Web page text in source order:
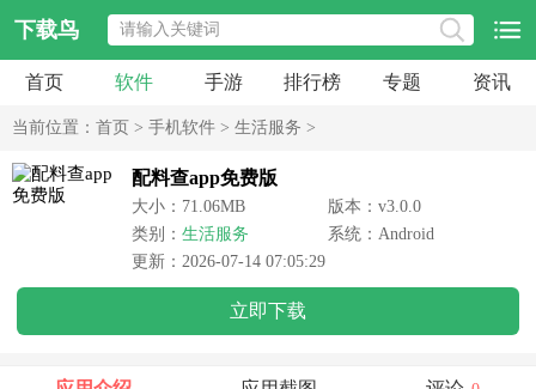
下载鸟
首页 软件 手游 排行榜 专题 资讯
当前位置： 首页 > 手机软件 > 生活服务 >
配料查app免费版
大小：71.06MB
版本：v3.0.0
类别： 生活服务
系统：Android
更新：2026-07-14 07:05:29
立即下载